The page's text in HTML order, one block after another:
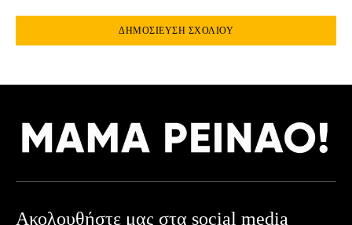
Ακολουθήστε μας στα social media